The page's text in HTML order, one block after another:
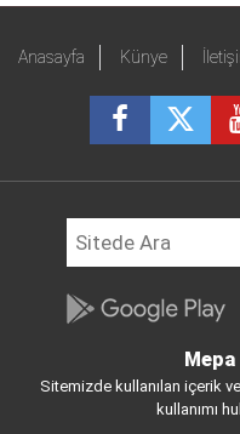
Anasayfa Künye
Mepa
Sitemizde kullanılan içerik
kullanımı